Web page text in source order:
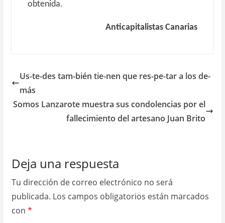
obtenida.
Anticapitalistas Canarias
Us-te-des tam-bién tie-nen que res-pe-tar a los de-
más
Somos Lanzarote muestra sus condolencias por el
fallecimiento del artesano Juan Brito
Deja una respuesta
Tu dirección de correo electrónico no será
publicada. Los campos obligatorios están marcados
con *